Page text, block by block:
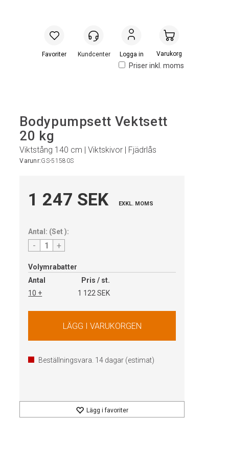
Priser inkl. moms
Logga in Handlevogn
Bodypumpsett Vektsett
20 kg
Viktstång 140 cm | Viktskivor | Fjädrlås
Varunr:GS-51580S
1 247 SEK EXKL. MOMS
Antal: (Set):
- +
Volymrabatter
Antal
Pris / st.
10 +
1 122 SEK
Beställningsvara. 14 dagar (estimat)
Lägg i favoriter